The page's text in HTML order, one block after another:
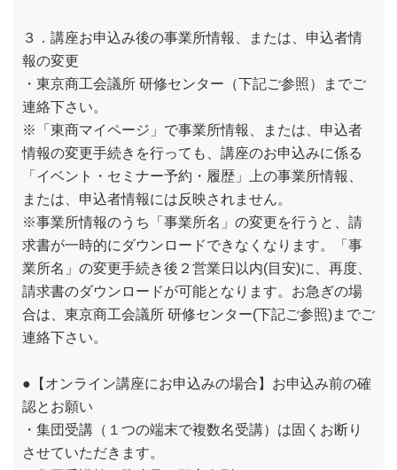
３．講座お申込み後の事業所情報、または、申込者情
報の変更
・東京商工会議所 研修センター（下記ご参照）までご
連絡下さい。
※「東商マイページ」で事業所情報、または、申込者
情報の変更手続きを行っても、講座のお申込みに係る
「イベント・セミナー予約・履歴」上の事業所情報、
または、申込者情報には反映されません。
※事業所情報のうち「事業所名」の変更を行うと、請
求書が一時的にダウンロードできなくなります。「事
業所名」の変更手続き後２営業日以内(目安)に、再度、
請求書のダウンロードが可能となります。お急ぎの場
合は、東京商工会議所 研修センター(下記ご参照)までご
連絡下さい。
●【オンライン講座にお申込みの場合】お申込み前の確
認とお願い
・集団受講（１つの端末で複数名受講）は固くお断り
させていただきます。